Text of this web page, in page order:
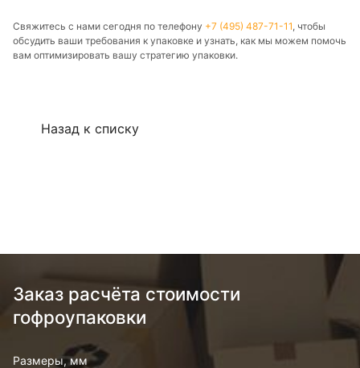
Свяжитесь с нами сегодня по телефону +7 (495) 487-71-11, чтобы
обсудить ваши требования к упаковке и узнать, как мы можем помочь
вам оптимизировать вашу стратегию упаковки.
Назад к списку
Заказ расчёта стоимости
гофроупаковки
Размеры, мм